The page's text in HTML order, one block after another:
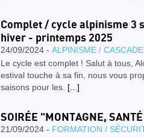
Complet / cycle alpinisme 3
hiver - printemps 2025
24/09/2024 - ALPINISME / CASCADE
Le cycle est complet ! Salut à tous,
estival touche à sa fin, nous vous
saisons pour les. [...]
SOIRÉE "MONTAGNE,
21/09/2024 - FORMATION /